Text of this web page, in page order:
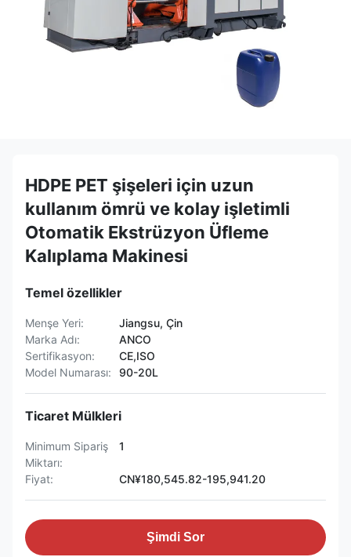
HDPE PET şişeleri için uzun
kullanım ömrü ve kolay işletimli
Otomatik Ekstrüzyon Üfleme
Kalıplama Makinesi
Temel özellikler
Menşe Yeri:
Jiangsu, Çin
Marka Adı:
ANCO
Sertifikasyon:
CE,ISO
Model Numarası:
90-20L
Ticaret Mülkleri
Minimum Sipariş
Miktarı:
1
Fiyat: CN¥180,545.82-195,941.20
Şimdi Sor